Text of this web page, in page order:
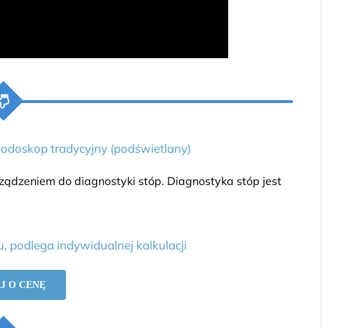
tradycyjny (podświetlany)
do diagnostyki stóp. Diagnostyka stóp jest
podlega indywidualnej kalkulacji
O CENĘ